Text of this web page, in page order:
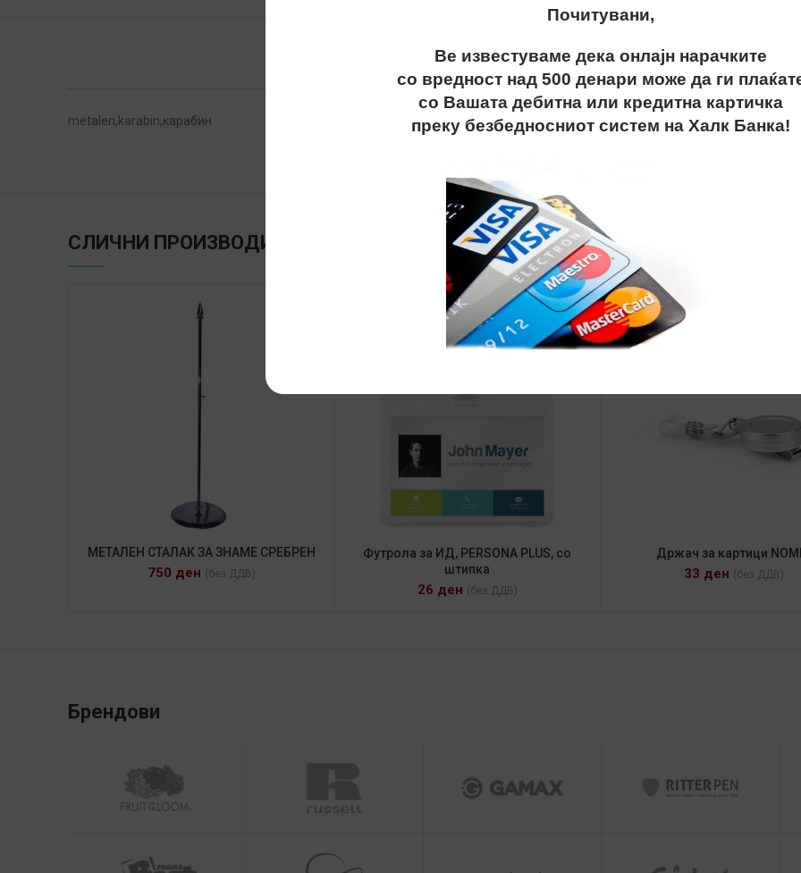
ОПИС ДОСТАВА
metalen,karabin,карабин
СЛИЧНИ ПРОИЗВОДИ
МЕТАЛЕН СТАЛАК ЗА ЗНАМЕ СРЕБРЕН
750 ден (без ДДВ)
Футрола за ИД, PERSONA PLUS, со
штипка
26 ден (без ДДВ)
Држач за картици
33 ден (без ДДВ)
Брендови
Почитувани,
Ве известуваме дека онлајн нарачките
со вредност над 500 денари може да ги
со Вашата дебитна или кредитна картичка
преку безбедносниот систем на Халк Банка!